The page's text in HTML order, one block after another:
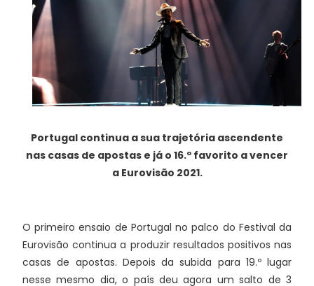
Portugal continua a sua trajetória ascendente
nas casas de apostas e já o 16.º favorito a vencer
a Eurovisão 2021.
O primeiro ensaio de Portugal no palco do Festival da
Eurovisão continua a produzir resultados positivos nas
casas de apostas. Depois da subida para 19.º lugar
nesse mesmo dia, o país deu agora um salto de 3